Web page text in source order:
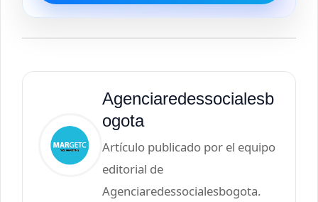
Agenciaredessocialesb
ogota
Artículo publicado por el equipo
editorial de
Agenciaredessocialesbogota.